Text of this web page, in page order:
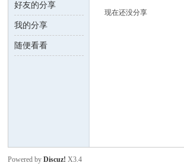
数 ›
好友的分享
我的分享
随便看看
现在还没分享
Powered byDiscuz! X3.4